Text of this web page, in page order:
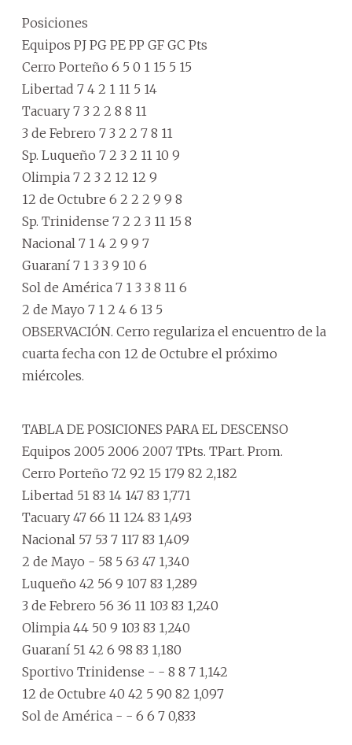
Posiciones
Equipos PJ PG PE PP GF GC Pts
Cerro Porteño 6 5 0 1 15 5 15
Libertad 7 4 2 1 11 5 14
Tacuary 7 3 2 2 8 8 11
3 de Febrero 7 3 2 2 7 8 11
Sp. Luqueño 7 2 3 2 11 10 9
Olimpia 7 2 3 2 12 12 9
12 de Octubre 6 2 2 2 9 9 8
Sp. Trinidense 7 2 2 3 11 15 8
Nacional 7 1 4 2 9 9 7
Guaraní 7 1 3 3 9 10 6
Sol de América 7 1 3 3 8 11 6
2 de Mayo 7 1 2 4 6 13 5
OBSERVACIÓN. Cerro regulariza el encuentro de la
cuarta fecha con 12 de Octubre el próximo
miércoles.
TABLA DE POSICIONES PARA EL DESCENSO
Equipos 2005 2006 2007 TPts. TPart. Prom.
Cerro Porteño 72 92 15 179 82 2,182
Libertad 51 83 14 147 83 1,771
Tacuary 47 66 11 124 83 1,493
Nacional 57 53 7 117 83 1,409
2 de Mayo - 58 5 63 47 1,340
Luqueño 42 56 9 107 83 1,289
3 de Febrero 56 36 11 103 83 1,240
Olimpia 44 50 9 103 83 1,240
Guaraní 51 42 6 98 83 1,180
Sportivo Trinidense - - 8 8 7 1,142
12 de Octubre 40 42 5 90 82 1,097
Sol de América - - 6 6 7 0,833